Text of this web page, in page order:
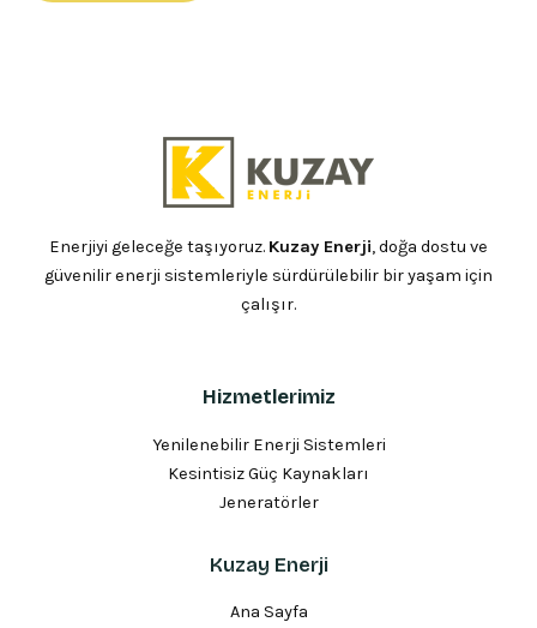
Enerjiyi geleceğe taşıyoruz. Kuzay Enerji, doğa dostu ve
güvenilir enerji sistemleriyle sürdürülebilir bir yaşam için
çalışır.
Hizmetlerimiz
Yenilenebilir Enerji Sistemleri
Kesintisiz Güç Kaynakları
Jeneratörler
Kuzay Enerji
Ana Sayfa